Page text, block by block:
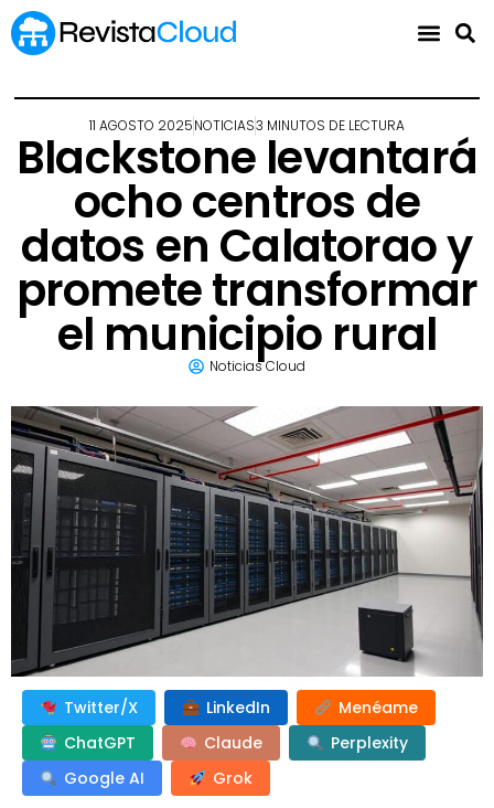
11 AGOSTO 2025NOTICIAS3 MINUTOS DE LECTURA
Blackstone levantará
ocho centros de
datos en Calatorao y
promete transformar
el municipio rural
Noticias Cloud
Twitter/X LinkedIn
Menéame
ChatGPT
Claude
Perplexity
Google AI
Grok